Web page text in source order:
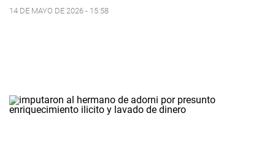
14 DE MAYO DE 2026 - 15:58